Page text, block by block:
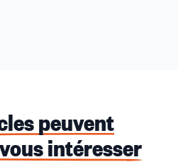
peuvent
intéresser